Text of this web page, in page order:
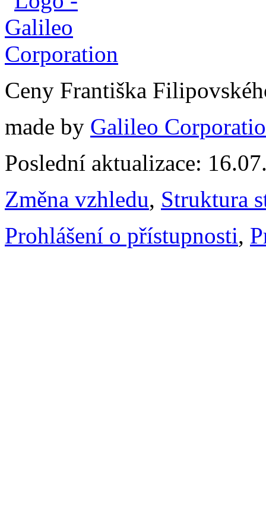
Ceny Františka
made by Galileo
Poslední aktualizace:
Změna vzhledu, Struktura
Prohlášení o přístupnosti,